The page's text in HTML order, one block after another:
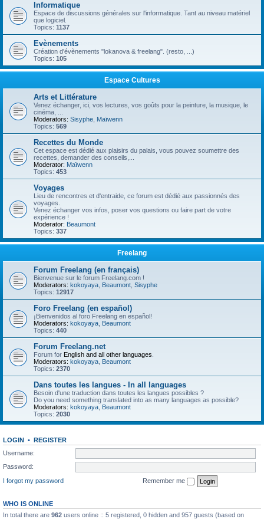
Informatique
Espace de discussions générales sur l'informatique. Tant au niveau matériel
que logiciel.
Topics: 1137
Evènements
Création d'évènements "lokanova & freelang". (resto, ...)
Topics: 105
Espace Cultures
Arts et Littérature
Venez échanger, ici, vos lectures, vos goûts pour la peinture, la musique, le
cinéma, ...
Moderators: Sisyphe Maïwenn
Topics: 569
Recettes du Monde
Cet espace est dédié aux plaisirs du palais, vous pouvez soumettre des
recettes, demander des conseils,...
Moderator: Maïwenn
Topics: 453
Voyages
Lieu de rencontres et d'entraide, ce forum est dédié aux passionnés des
voyages.
Venez échanger vos infos, poser vos questions ou faire part de votre
expérience !
Moderator: Beaumont
Topics: 337
Freelang
Forum Freelang (en français)
Bienvenue sur le forum Freelang.com !
Moderators: kokoyaya Beaumont Sisyphe
Topics: 12917
Foro Freelang (en español)
¡Bienvenidos al foro Freelang en español!
Moderators: kokoyaya Beaumont
Topics: 440
Forum Freelang.net
Forum for English and all other languages
Moderators: kokoyaya Beaumont
Topics: 2370
Dans toutes les langues - In all languages
Besoin d'une traduction dans toutes les langues possibles ?
Do you need something translated into as many languages as possible?
Moderators: kokoyaya Beaumont
Topics: 2030
LOGIN • REGISTER
Username:
Password:
I forgot my password
Remember me
WHO IS ONLINE
In total there are 962 users online :: 5 registered, 0 hidden and 957 guests (based on